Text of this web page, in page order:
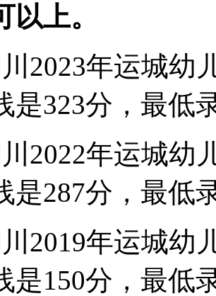
上。
2023年运城幼
是323分，最低
2022年运城幼
是287分，最低
2019年运城幼
是150分，最低